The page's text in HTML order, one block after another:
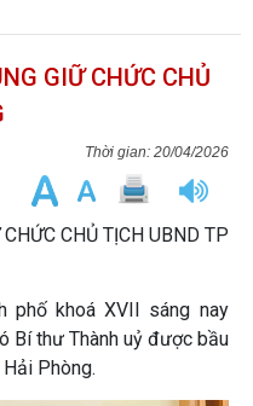
GIỮ CHỨC CHỦ
20/04/2026
CHỦ TỊCH UBND TP
phố khoá XVII sáng nay
Bí thư Thành uỷ được bầu
Phòng.